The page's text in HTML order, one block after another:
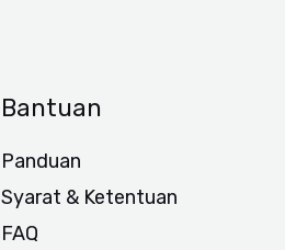
Bantuan
Panduan
Syarat & Ketentuan
FAQ